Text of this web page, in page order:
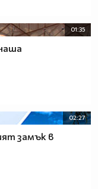
01:35
02:27
замък в